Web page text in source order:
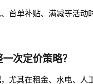
单补贴、满减等活动
次定价策略？
，尤其在租金、水电、人